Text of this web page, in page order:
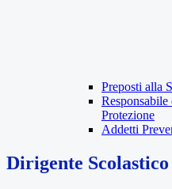
Preposti alla
Protezione
Addetti
Dirigente Scolastico